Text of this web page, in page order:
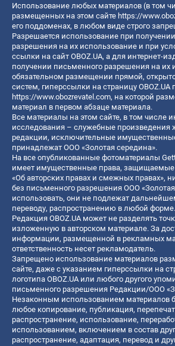
Использование любых материалов (в том
размещенных на этом сайте https://
его поддоменах, в любом виде строго
Разрешается использование при
разрешения на их использование и при
ссылки на сайт OBOZ.UA, а для интернет-
получении письменного разрешения на их
обязательном размещении прямой,
систем, гиперссылки на страницу OBOZ.UA
https://www.obozrevatel.com, на которой
материал в первом абзаце материала.
Все материалы на этом сайте, в том числе
исследования – служебные произведения
редакции, исключительные
принадлежат ООО «Золотая середина».
На все опубликованные фотоматериалы
имеет имущественные права,
«Об авторских правах и смежных правах»,
без письменного разрешения ООО
использовать, они не подлежат
переводу, распространению в любой форме.
Редакция OBOZ.UA может не разделять
изложенную в авторском материале. За
информации, размещенной в рекламных
ответственность несет рекламодатель.
Запрещено использование материалов
сайте, даже с указанием гиперссылки на
логотипа OBOZ.UA или любого другого
письменного разрешения Редакции/ООО
Незаконным использованием материалов
любое копирование, публикация,
распространение, использование,
использованием, включением в состав
распространение, адаптация, перевод и